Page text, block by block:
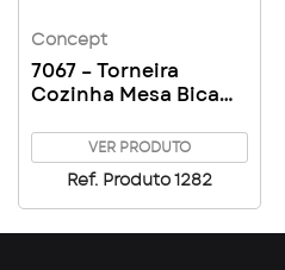
Concept
7067 – Torneira
Cozinha Mesa Bica
VER PRODUTO
Ref. Produto 1282